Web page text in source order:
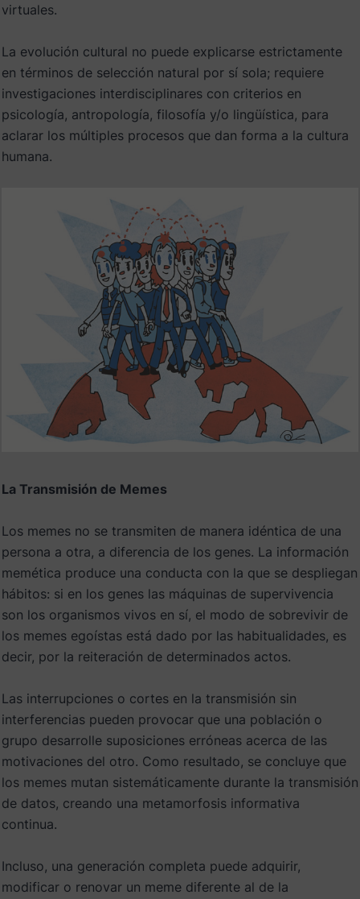
virtuales.
La evolución cultural no puede explicarse estrictamente
en términos de selección natural por sí sola; requiere
investigaciones interdisciplinares con criterios en
psicología, antropología, filosofía y/o lingüística, para
aclarar los múltiples procesos que dan forma a la cultura
humana.
La Transmisión de Memes
Los memes no se transmiten de manera idéntica de una
persona a otra, a diferencia de los genes. La información
memética produce una conducta con la que se despliegan
hábitos: si en los genes las máquinas de supervivencia
son los organismos vivos en sí, el modo de sobrevivir de
los memes egoístas está dado por las habitualidades, es
decir, por la reiteración de determinados actos.
Las interrupciones o cortes en la transmisión sin
interferencias pueden provocar que una población o
grupo desarrolle suposiciones erróneas acerca de las
motivaciones del otro. Como resultado, se concluye que
los memes mutan sistemáticamente durante la transmisión
de datos, creando una metamorfosis informativa
continua.
Incluso, una generación completa puede adquirir,
modificar o renovar un meme diferente al de la